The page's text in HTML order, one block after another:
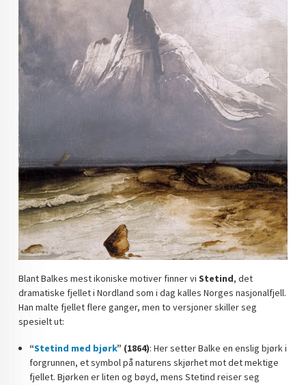
Blant Balkes mest ikoniske motiver finner viStetind, det
dramatiske fjellet i Nordland som i dag kalles Norges nasjonalfjell.
Han malte fjellet flere ganger, men to versjoner skiller seg
spesielt ut:
“Stetind med bjørk” (1864): Her setter Balke en enslig bjørk i
forgrunnen, et symbol på naturens skjørhet mot det mektige
fjellet. Bjørken er liten og bøyd, mens Stetind reiser seg